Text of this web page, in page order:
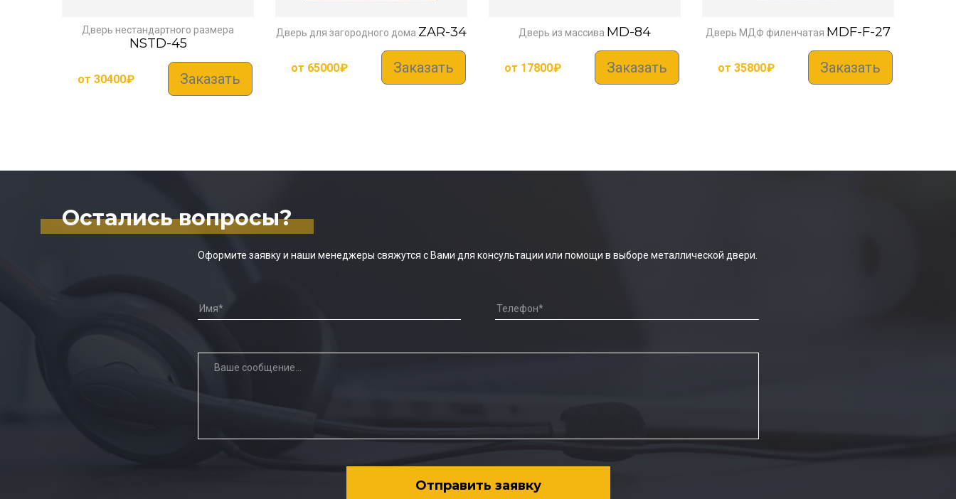
Дверь нестандартного размера
NSTD-45
от 30400₽ Заказать
Дверь для загородного дома ZAR-34
от 65000₽ Заказать
Дверь из массива MD-84
от 17800₽ Заказать
Дверь МДФ филенчатая MDF-F-27
от 35800₽ Заказать
Остались вопросы?
Оформите заявку и наши менеджеры свяжутся с Вами для консультации или помощи в выборе металлической двери.
Отправить заявку